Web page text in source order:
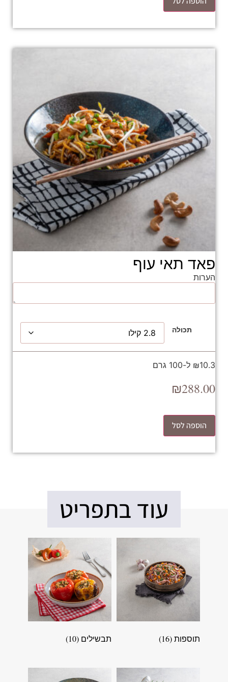
פאד תאי עוף
הערות
תכולה
₪10.3 ל-100 גרם
₪288.00
הוספה לסל
עוד בתפריט
תוספות(16) תבשילים (10)